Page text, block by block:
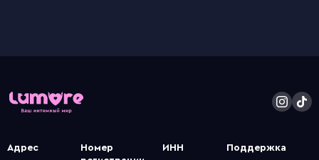
Адрес
Номер
ИНН
Поддержка